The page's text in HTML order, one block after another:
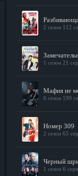
2 сезон 112
1 сезон 21
Мафия не
6 сезон 199
Номер 309
2 сезон 65
Черный
1 сезон 6